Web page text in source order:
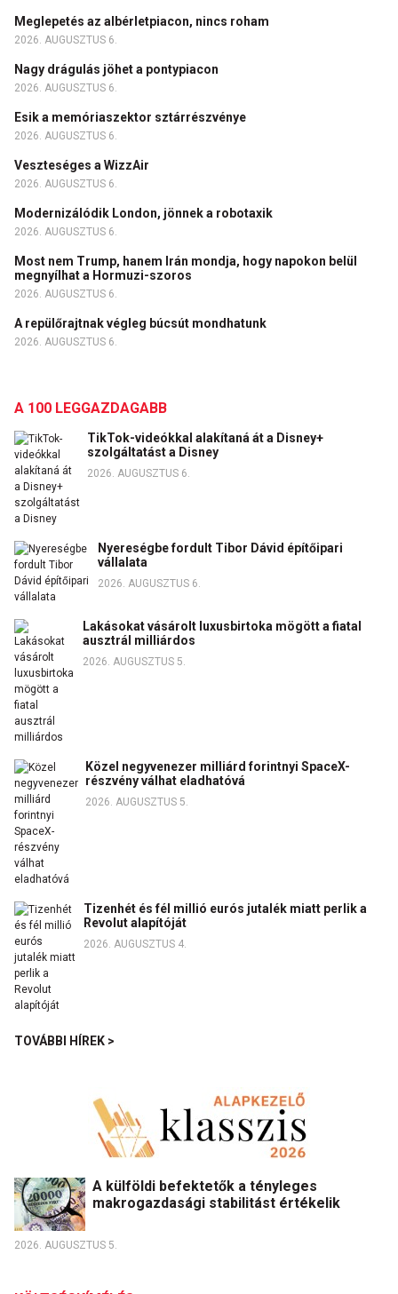
Meglepetés az albérletpiacon, nincs roham
2026. AUGUSZTUS 6.
Nagy drágulás jöhet a pontypiacon
2026. AUGUSZTUS 6.
Esik a memóriaszektor sztárrészvénye
2026. AUGUSZTUS 6.
Veszteséges a WizzAir
2026. AUGUSZTUS 6.
Modernizálódik London, jönnek a robotaxik
2026. AUGUSZTUS 6.
Most nem Trump, hanem Irán mondja, hogy napokon belül
megnyílhat a Hormuzi-szoros
2026. AUGUSZTUS 6.
A repülőrajtnak végleg búcsút mondhatunk
2026. AUGUSZTUS 6.
A 100 LEGGAZDAGABB
TikTok-videókkal alakítaná át a Disney+
szolgáltatást a Disney
2026. AUGUSZTUS 6.
Nyereségbe fordult Tibor Dávid építőipari
vállalata
2026. AUGUSZTUS 6.
Lakásokat vásárolt luxusbirtoka mögött a fiatal
ausztrál milliárdos
2026. AUGUSZTUS 5.
Közel negyvenezer milliárd forintnyi SpaceX-
részvény válhat eladhatóvá
2026. AUGUSZTUS 5.
Tizenhét és fél millió eurós jutalék miatt perlik a
Revolut alapítóját
2026. AUGUSZTUS 4.
TOVÁBBI HÍREK >
A külföldi befektetők a tényleges
makrogazdasági stabilitást értékelik
2026. AUGUSZTUS 5.